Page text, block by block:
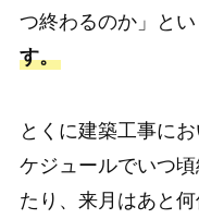
つ終わるのか」とい
す。
とくに建築工事に
ケジュールでいつ
たり、来月はあと